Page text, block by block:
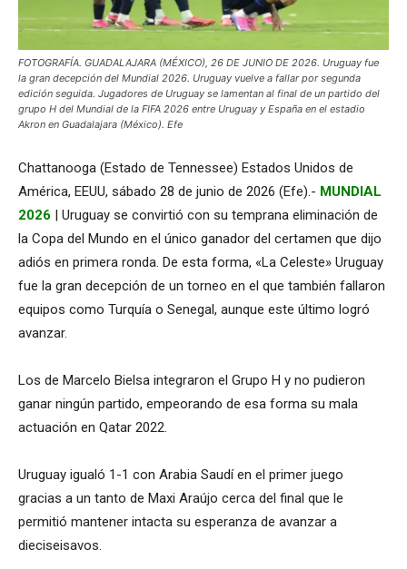
FOTOGRAFÍA. GUADALAJARA (MÉXICO), 26 DE JUNIO DE 2026. Uruguay fue
la gran decepción del Mundial 2026. Uruguay vuelve a fallar por segunda
edición seguida. Jugadores de Uruguay se lamentan al final de un partido del
grupo H del Mundial de la FIFA 2026 entre Uruguay y España en el estadio
Akron en Guadalajara (México). Efe
Chattanooga (Estado de Tennessee) Estados Unidos de
América, EEUU, sábado 28 de junio de 2026 (Efe).- MUNDIAL
2026
| Uruguay se convirtió con su temprana eliminación de
la Copa del Mundo en el único ganador del certamen que dijo
adiós en primera ronda. De esta forma, «La Celeste» Uruguay
fue la gran decepción de un torneo en el que también fallaron
equipos como Turquía o Senegal, aunque este último logró
avanzar.
Los de Marcelo Bielsa integraron el Grupo H y no pudieron
ganar ningún partido, empeorando de esa forma su mala
actuación en Qatar 2022.
Uruguay igualó 1-1 con Arabia Saudí en el primer juego
gracias a un tanto de Maxi Araújo cerca del final que le
permitió mantener intacta su esperanza de avanzar a
dieciseisavos.